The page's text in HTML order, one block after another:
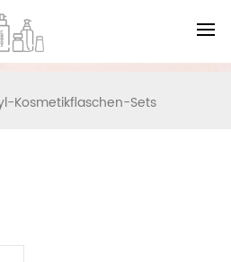
Kosmetikflaschen-Sets